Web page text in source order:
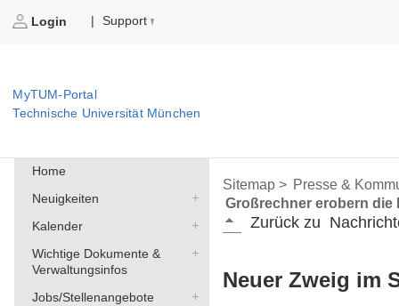
Login | Support
MyTUM-Portal
Technische Universität München
Home
Neuigkeiten
Kalender
Wichtige Dokumente &
Verwaltungsinfos
Jobs/Stellenangebote
Sitemap > Presse &
Großrechner erobern
Zurück zu
Neuer Zweig im